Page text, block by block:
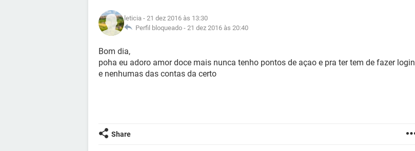
leticia - 21 dez 2016 às 13:30
Perfil bloqueado - 21 dez 2016 às 20:40
Bom dia,
poha eu adoro amor doce mais nunca tenho pontos de açao e pra ter tem de fazer login
e nenhumas das contas da certo
Share